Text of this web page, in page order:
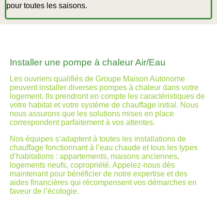
pour toutes les saisons.
Installer une pompe à chaleur Air/Eau
Les ouvriers qualifiés de Groupe Maison Autonome
peuvent installer diverses pompes à chaleur dans votre
logement. Ils prendront en compte les caractéristiques de
votre habitat et votre système de chauffage initial. Nous
nous assurons que les solutions mises en place
correspondent parfaitement à vos attentes.
Nos équipes s’adaptent à toutes les installations de
chauffage fonctionnant à l’eau chaude et tous les types
d’habitations : appartements, maisons anciennes,
logements neufs, copropriété. Appelez-nous dès
maintenant pour bénéficier de notre expertise et des
aides financières qui récompensent vos démarches en
faveur de l’écologie.